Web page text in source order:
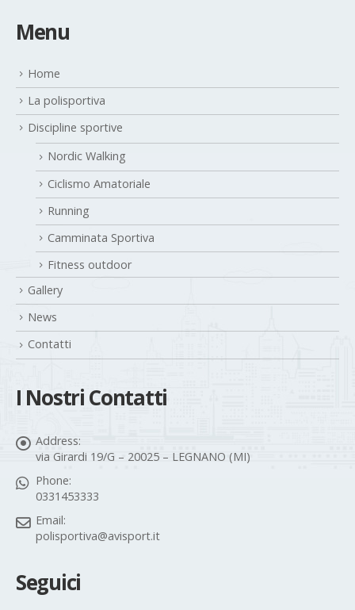
Menu
Home
La polisportiva
Discipline sportive
Nordic Walking
Ciclismo Amatoriale
Running
Camminata Sportiva
Fitness outdoor
Gallery
News
Contatti
I Nostri Contatti
Address:
via Girardi 19/G – 20025 – LEGNANO (MI)
Phone:
0331453333
Email:
polisportiva@avisport.it
Seguici